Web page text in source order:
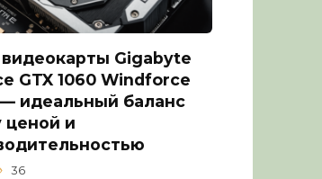
Gigabyte
GTX 1060 Windforce
— идеальный баланс
и
36